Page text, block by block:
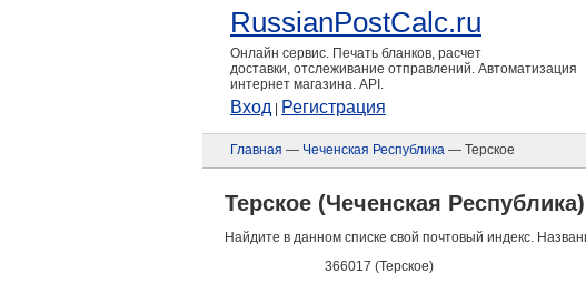
RussianPostCalc.ru
Онлайн сервис. Печать бланков, расчет
доставки, отслеживание отправлений. Автоматизация
интернет магазина. API.
Вход Регистрация
Главная — Чеченская Республика — Терское
Терское (Чеченская Республика)
Найдите в данном списке свой почтовый индекс.
366017 (Терское)